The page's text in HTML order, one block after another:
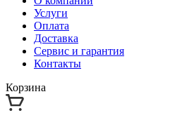
Услуги
Оплата
Доставка
Сервис и гарантия
Контакты
Корзина